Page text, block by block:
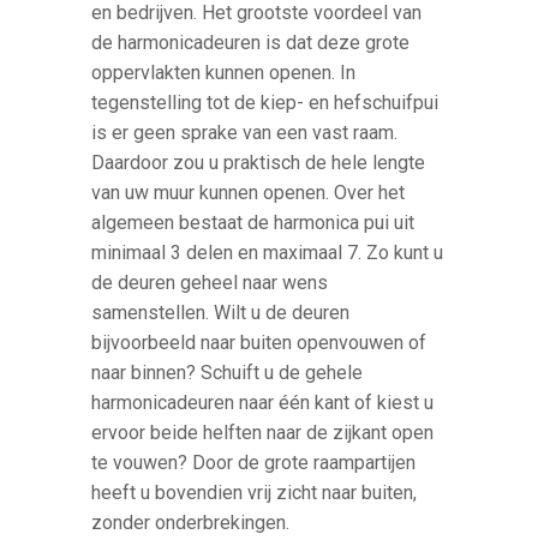
en bedrijven. Het grootste voordeel van
de harmonicadeuren is dat deze grote
oppervlakten kunnen openen. In
tegenstelling tot de kiep- en hefschuifpui
is er geen sprake van een vast raam.
Daardoor zou u praktisch de hele lengte
van uw muur kunnen openen. Over het
algemeen bestaat de harmonica pui uit
minimaal 3 delen en maximaal 7. Zo kunt u
de deuren geheel naar wens
samenstellen. Wilt u de deuren
bijvoorbeeld naar buiten openvouwen of
naar binnen? Schuift u de gehele
harmonicadeuren naar één kant of kiest u
ervoor beide helften naar de zijkant open
te vouwen? Door de grote raampartijen
heeft u bovendien vrij zicht naar buiten,
zonder onderbrekingen.